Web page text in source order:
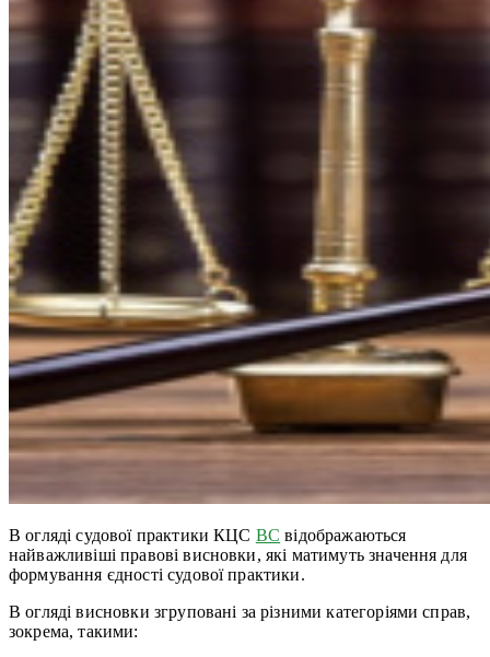
В огляді судової практики КЦС ВС відображаються
найважливіші правові висновки, які матимуть значення для
формування єдності судової практики.
В огляді висновки згруповані за різними категоріями справ,
зокрема, такими: